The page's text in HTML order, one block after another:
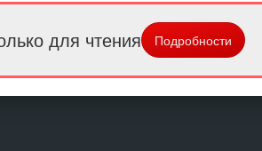
для чтения Подробности